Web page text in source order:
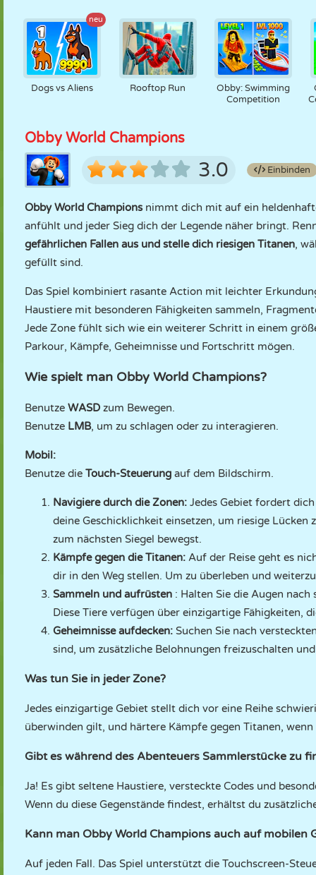
neu
Dogs vs Aliens Rooftop Run
Obby: Swimming
Competition
Obby World Champions
3.0 Einbinden
Obby World Championsnimmt dich mit auf ein
anfühlt und jeder Sieg dich der Legende näher bringt.
gefährlichen Fallen aus und stelle dich riesigen Titanen,
gefüllt sind.
Das Spiel kombiniert rasante Action mit leichter
Haustiere mit besonderen Fähigkeiten sammeln,
Jede Zone fühlt sich wie ein weiterer Schritt in einem
Parkour, Kämpfe, Geheimnisse und Fortschritt mögen.
Wie spielt man Obby World Champions?
Benutze WASD zum Bewegen.
Benutze LMB, um zu schlagen oder zu interagieren.
Mobil:
Benutze die Touch-Steuerung auf dem Bildschirm.
Navigiere durch die Zonen: Jedes Gebiet fordert
deine Geschicklichkeit einsetzen, um riesige
zum nächsten Siegel bewegst.
Kämpfe gegen die Titanen: Auf der Reise geht es
dir in den Weg stellen. Um zu überleben und
Sammeln und aufrüsten : Halten Sie die Augen
Diese Tiere verfügen über einzigartige Fähigkeiten,
Geheimnisse aufdecken: Suchen Sie nach
sind, um zusätzliche Belohnungen freizuschalten
Was tun Sie in jeder Zone?
Jedes einzigartige Gebiet stellt dich vor eine Reihe
überwinden gilt, und härtere Kämpfe gegen Titanen,
Gibt es während des Abenteuers Sammlerstücke zu
Ja! Es gibt seltene Haustiere, versteckte Codes und
Wenn du diese Gegenstände findest, erhältst du
Kann man Obby World Champions auch auf mobilen
Auf jeden Fall. Das Spiel unterstützt die Touchscreen-